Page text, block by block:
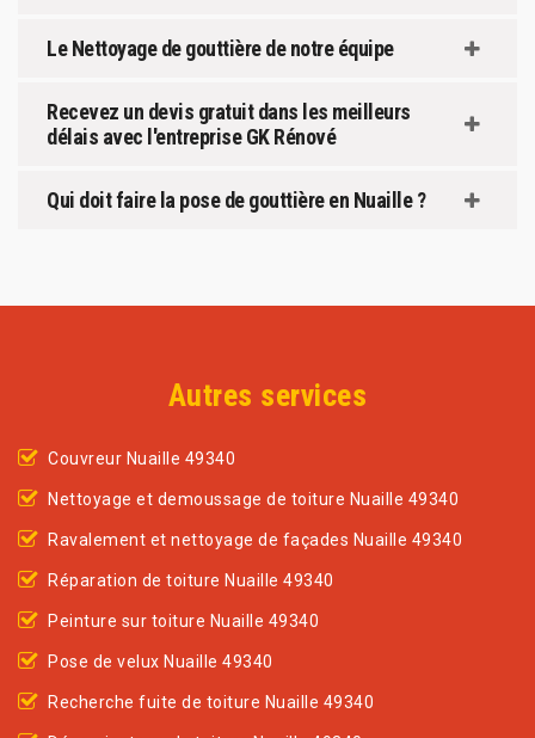
Le Nettoyage de gouttière de notre équipe
Recevez un devis gratuit dans les meilleurs
délais avec l'entreprise GK Rénové
Qui doit faire la pose de gouttière en Nuaille ?
Autres services
Couvreur Nuaille 49340
Nettoyage et demoussage de toiture Nuaille 49340
Ravalement et nettoyage de façades Nuaille 49340
Réparation de toiture Nuaille 49340
Peinture sur toiture Nuaille 49340
Pose de velux Nuaille 49340
Recherche fuite de toiture Nuaille 49340